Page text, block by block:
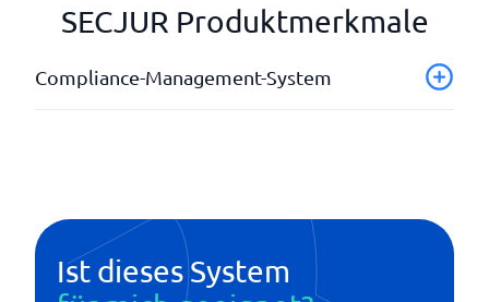
SECJUR Produktmerkmale
Compliance-Management-System
Automatische Benachrichtigungen
DORA
NIS2Ist dieses System